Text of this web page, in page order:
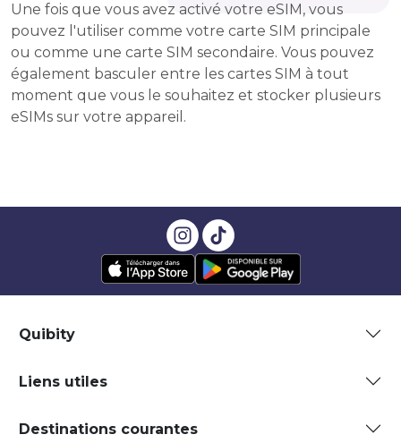
Une fois que vous avez activé votre eSIM, vous
pouvez l'utiliser comme votre carte SIM principale
ou comme une carte SIM secondaire. Vous pouvez
également basculer entre les cartes SIM à tout
moment que vous le souhaitez et stocker plusieurs
eSIMs sur votre appareil.
Quibity
Liens utiles
Destinations courantes